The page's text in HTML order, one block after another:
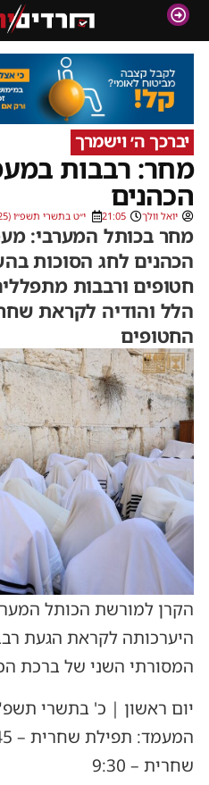
יברכך ה׳ וישמרך
מחר: רבבות
הכהנים
יואל וולך 21:05 י״ט בתשרי תשפ״ו (11/10/2025)
מחר בכותל המערבי:
הכהנים לחג הסוכות
חטופים ורבבות
הלל והודיה לקראת
החטופים
הקרן למורשת הכותל
היערכותה לקראת הגעת
המסורתי השני של ברכת
שחרית – 9:30